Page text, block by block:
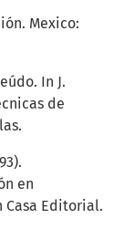
Mexico:
In J.
de
en
Casa Editorial.